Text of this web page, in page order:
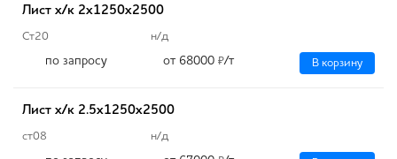
Лист х/к 2х1250х2500
Ст20 н/д
по запросу от 68000 ₽/т В корзину
Лист х/к 2.5х1250х2500
ст08 н/д